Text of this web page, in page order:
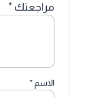
مراجعتك *
الاسم*